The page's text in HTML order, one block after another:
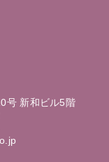
号 新和ビル5階